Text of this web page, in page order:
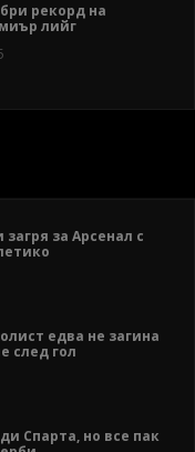
рекорд на
лийг
за Арсенал с
едва не загина
след гол
Спарта, но все пак